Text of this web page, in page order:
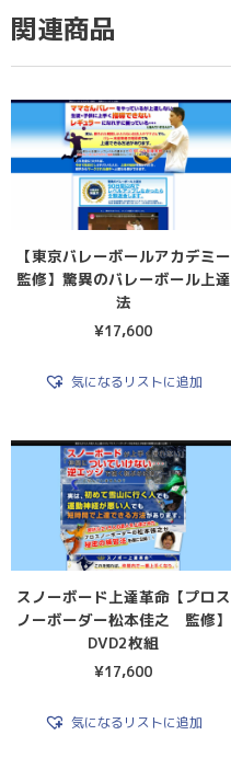
関連商品
【東京バレーボールアカデミー
監修】驚異のバレーボール上達
法
¥17,600
気になるリストに追加
スノーボード上達革命【プロス
ノーボーダー松本佳之 監修】
DVD2枚組
¥17,600
気になるリストに追加